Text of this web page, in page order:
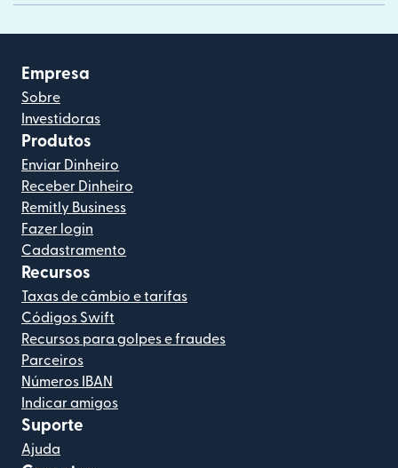
Empresa
Sobre
Investidoras
Produtos
Enviar Dinheiro
Receber Dinheiro
Remitly Business
Fazer login
Cadastramento
Recursos
Taxas de câmbio e tarifas
Códigos Swift
Recursos para golpes e fraudes
Parceiros
Números IBAN
Indicar amigos
Suporte
Ajuda